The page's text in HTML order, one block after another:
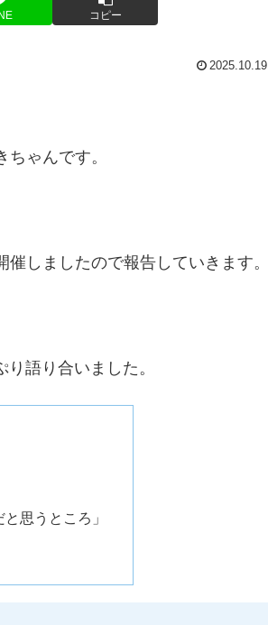
コピー
2025.10.19
ゃんです。
しましたので報告していきます。
語り合いました。
思うところ」